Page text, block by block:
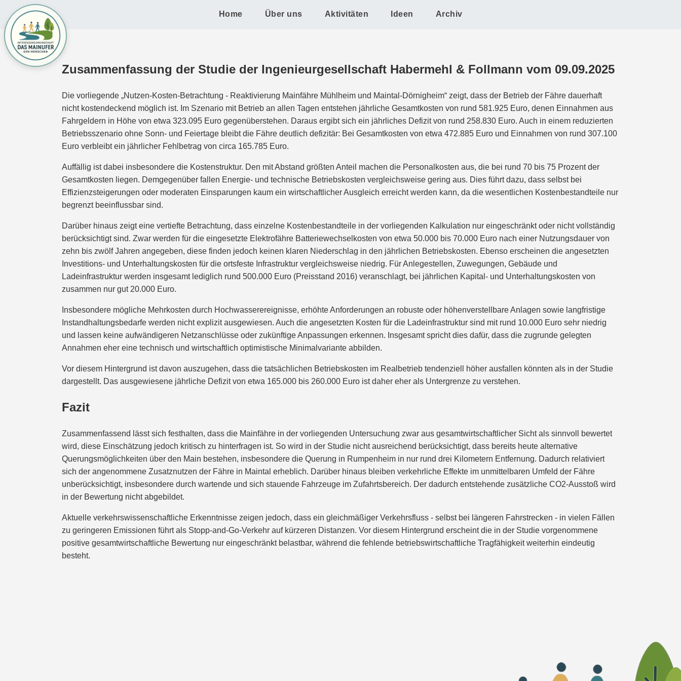
Home Über uns Aktivitäten Ideen Archiv
Zusammenfassung der Studie der Ingenieurgesellschaft Habermehl & Follmann vom 09.09.2025
Die vorliegende „Nutzen-Kosten-Betrachtung - Reaktivierung Mainfähre Mühlheim und Maintal-Dörnigheim“ zeigt, dass der Betrieb der Fähre dauerhaft
nicht kostendeckend möglich ist. Im Szenario mit Betrieb an allen Tagen entstehen jährliche Gesamtkosten von rund 581.925 Euro, denen Einnahmen aus
Fahrgeldern in Höhe von etwa 323.095 Euro gegenüberstehen. Daraus ergibt sich ein jährliches Defizit von rund 258.830 Euro. Auch in einem reduzierten
Betriebsszenario ohne Sonn- und Feiertage bleibt die Fähre deutlich defizitär: Bei Gesamtkosten von etwa 472.885 Euro und Einnahmen von rund 307.100
Euro verbleibt ein jährlicher Fehlbetrag von circa 165.785 Euro.
Auffällig ist dabei insbesondere die Kostenstruktur. Den mit Abstand größten Anteil machen die Personalkosten aus, die bei rund 70 bis 75 Prozent der
Gesamtkosten liegen. Demgegenüber fallen Energie- und technische Betriebskosten vergleichsweise gering aus. Dies führt dazu, dass selbst bei
Effizienzsteigerungen oder moderaten Einsparungen kaum ein wirtschaftlicher Ausgleich erreicht werden kann, da die wesentlichen Kostenbestandteile nur
begrenzt beeinflussbar sind.
Darüber hinaus zeigt eine vertiefte Betrachtung, dass einzelne Kostenbestandteile in der vorliegenden Kalkulation nur eingeschränkt oder nicht vollständig
berücksichtigt sind. Zwar werden für die eingesetzte Elektrofähre Batteriewechselkosten von etwa 50.000 bis 70.000 Euro nach einer Nutzungsdauer von
zehn bis zwölf Jahren angegeben, diese finden jedoch keinen klaren Niederschlag in den jährlichen Betriebskosten. Ebenso erscheinen die angesetzten
Investitions- und Unterhaltungskosten für die ortsfeste Infrastruktur vergleichsweise niedrig. Für Anlegestellen, Zuwegungen, Gebäude und
Ladeinfrastruktur werden insgesamt lediglich rund 500.000 Euro (Preisstand 2016) veranschlagt, bei jährlichen Kapital- und Unterhaltungskosten von
zusammen nur gut 20.000 Euro.
Insbesondere mögliche Mehrkosten durch Hochwasserereignisse, erhöhte Anforderungen an robuste oder höhenverstellbare Anlagen sowie langfristige
Instandhaltungsbedarfe werden nicht explizit ausgewiesen. Auch die angesetzten Kosten für die Ladeinfrastruktur sind mit rund 10.000 Euro sehr niedrig
und lassen keine aufwändigeren Netzanschlüsse oder zukünftige Anpassungen erkennen. Insgesamt spricht dies dafür, dass die zugrunde gelegten
Annahmen eher eine technisch und wirtschaftlich optimistische Minimalvariante abbilden.
Vor diesem Hintergrund ist davon auszugehen, dass die tatsächlichen Betriebskosten im Realbetrieb tendenziell höher ausfallen könnten als in der Studie
dargestellt. Das ausgewiesene jährliche Defizit von etwa 165.000 bis 260.000 Euro ist daher eher als Untergrenze zu verstehen.
Fazit
Zusammenfassend lässt sich festhalten, dass die Mainfähre in der vorliegenden Untersuchung zwar aus gesamtwirtschaftlicher Sicht als sinnvoll bewertet
wird, diese Einschätzung jedoch kritisch zu hinterfragen ist. So wird in der Studie nicht ausreichend berücksichtigt, dass bereits heute alternative
Querungsmöglichkeiten über den Main bestehen, insbesondere die Querung in Rumpenheim in nur rund drei Kilometern Entfernung. Dadurch relativiert
sich der angenommene Zusatznutzen der Fähre in Maintal erheblich. Darüber hinaus bleiben verkehrliche Effekte im unmittelbaren Umfeld der Fähre
unberücksichtigt, insbesondere durch wartende und sich stauende Fahrzeuge im Zufahrtsbereich. Der dadurch entstehende zusätzliche CO2-Ausstoß wird
in der Bewertung nicht abgebildet.
Aktuelle verkehrswissenschaftliche Erkenntnisse zeigen jedoch, dass ein gleichmäßiger Verkehrsfluss - selbst bei längeren Fahrstrecken - in vielen Fällen
zu geringeren Emissionen führt als Stopp-and-Go-Verkehr auf kürzeren Distanzen. Vor diesem Hintergrund erscheint die in der Studie vorgenommene
positive gesamtwirtschaftliche Bewertung nur eingeschränkt belastbar, während die fehlende betriebswirtschaftliche Tragfähigkeit weiterhin eindeutig
besteht.